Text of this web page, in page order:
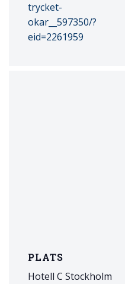
trycket-
okar__597350/?
eid=2261959
PLATS
Hotell C Stockholm